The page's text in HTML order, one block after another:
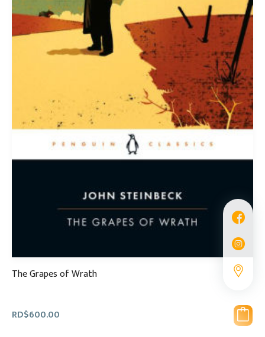
The Grapes of Wrath
RD$600.00